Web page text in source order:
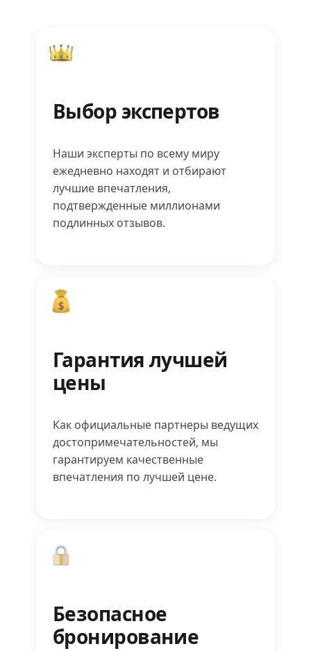
Выбор экспертов
Наши эксперты по всему миру
ежедневно находят и отбирают
лучшие впечатления,
подтвержденные миллионами
подлинных отзывов.
Гарантия лучшей
цены
Как официальные партнеры ведущих
достопримечательностей, мы
гарантируем качественные
впечатления по лучшей цене.
Безопасное
бронирование